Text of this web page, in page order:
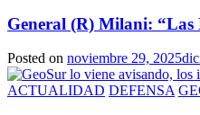
General (R) Milani: “Las
Posted on noviembre 29, 2025
ACTUALIDAD DEFENSA